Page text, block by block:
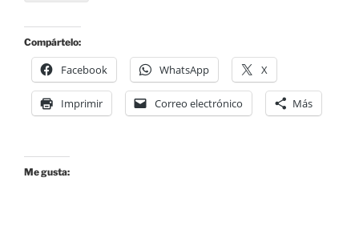
Compártelo:
Facebook WhatsApp X
Imprimir Correo electrónico Más
Me gusta: